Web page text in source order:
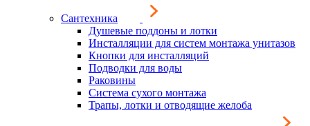
Сантехника
Душевые поддоны и лотки
Инсталляции для систем монтажа унитазов
Кнопки для инсталляций
Подводки для воды
Раковины
Система сухого монтажа
Трапы, лотки и отводящие желоба